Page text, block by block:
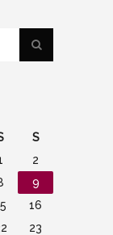
S
2
9
16
23